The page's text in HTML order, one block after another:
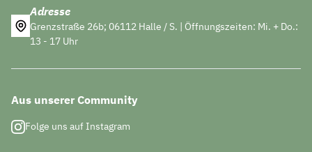
Adresse
Grenzstraße 26b; 06112 Halle / S. | Öffnungszeiten: Mi. + Do.:
13 - 17 Uhr
Aus unserer Community
Folge uns auf Instagram